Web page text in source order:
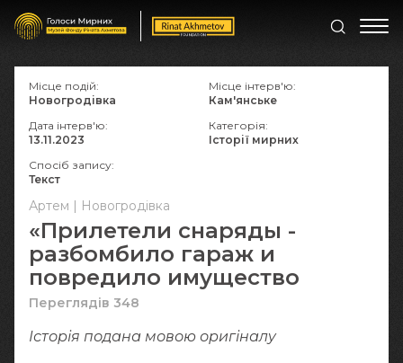
Артем | Новогродівка
«Прилетели снаряды -
разбомбило гараж и
повредило имущество
Переглядів 348
Історія подана мовою оригіналy
Місце подій:
Новогродівка
Місце інтерв'ю:
Кам'янське
Дата інтерв'ю:
13.11.2023
Категорія:
Історії мирних
Спосіб запису:
Текст